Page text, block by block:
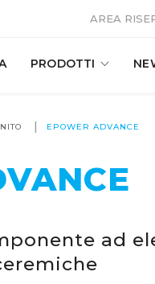
AREA
PRODOTTI
EPOWER ADVANCE
ad